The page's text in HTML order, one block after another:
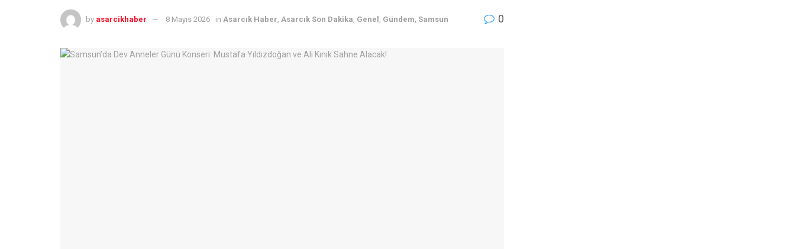
by asarcikhaber 8 Mayıs 2026 in Asarcık Haber Asarcık Son Dakika Genel Gündem Samsun 0